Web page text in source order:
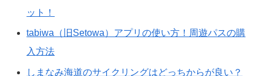
ット！
tabiwa（旧Setowa）アプリの使い方！周遊パスの購
入方法
しまなみ海道のサイクリングはどっちからが良い？